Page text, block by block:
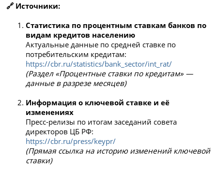
🔗 Источники:
Статистика по процентным ставкам банков по
видам кредитов населению
Актуальные данные по средней ставке по
потребительским кредитам:
https://cbr.ru/statistics/bank_sector/int_rat/
(Раздел «Процентные ставки по кредитам» —
данные в разрезе месяцев)
Информация о ключевой ставке и её
изменениях
Пресс-релизы по итогам заседаний совета
директоров ЦБ РФ:
https://cbr.ru/press/keypr/
(Прямая ссылка на историю изменений ключевой
ставки)